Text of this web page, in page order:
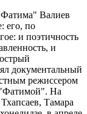
Валиев
его, по
и поэтичность
и
документальный
режиссером
"Фатимой". На
Тамара